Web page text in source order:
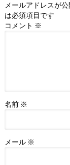
メールアドレスが
は必須項目です
コメント ※
名前 ※
メール ※